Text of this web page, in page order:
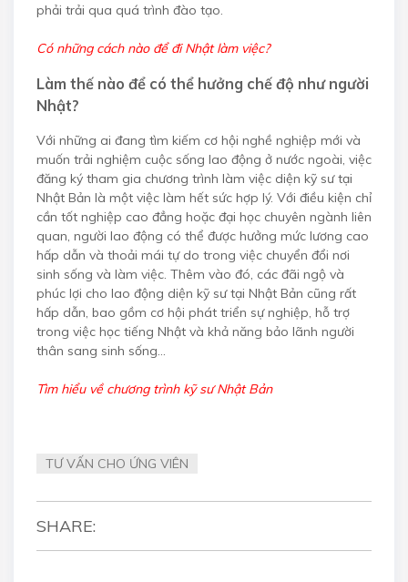
phải trải qua quá trình đào tạo.
Có những cách nào để đi Nhật làm việc?
Làm thế nào để có thể hưởng chế độ như người
Nhật?
Với những ai đang tìm kiếm cơ hội nghề nghiệp mới và
muốn trải nghiệm cuộc sống lao động ở nước ngoài, việc
đăng ký tham gia chương trình làm việc diện kỹ sư tại
Nhật Bản là một việc làm hết sức hợp lý. Với điều kiện chỉ
cần tốt nghiệp cao đẳng hoặc đại học chuyên ngành liên
quan, người lao động có thể được hưởng mức lương cao
hấp dẫn và thoải mái tự do trong việc chuyển đổi nơi
sinh sống và làm việc. Thêm vào đó, các đãi ngộ và
phúc lợi cho lao động diện kỹ sư tại Nhật Bản cũng rất
hấp dẫn, bao gồm cơ hội phát triển sự nghiệp, hỗ trợ
trong việc học tiếng Nhật và khả năng bảo lãnh người
thân sang sinh sống...
Tìm hiểu về chương trình kỹ sư Nhật Bản
TƯ VẤN CHO ỨNG VIÊN
SHARE: